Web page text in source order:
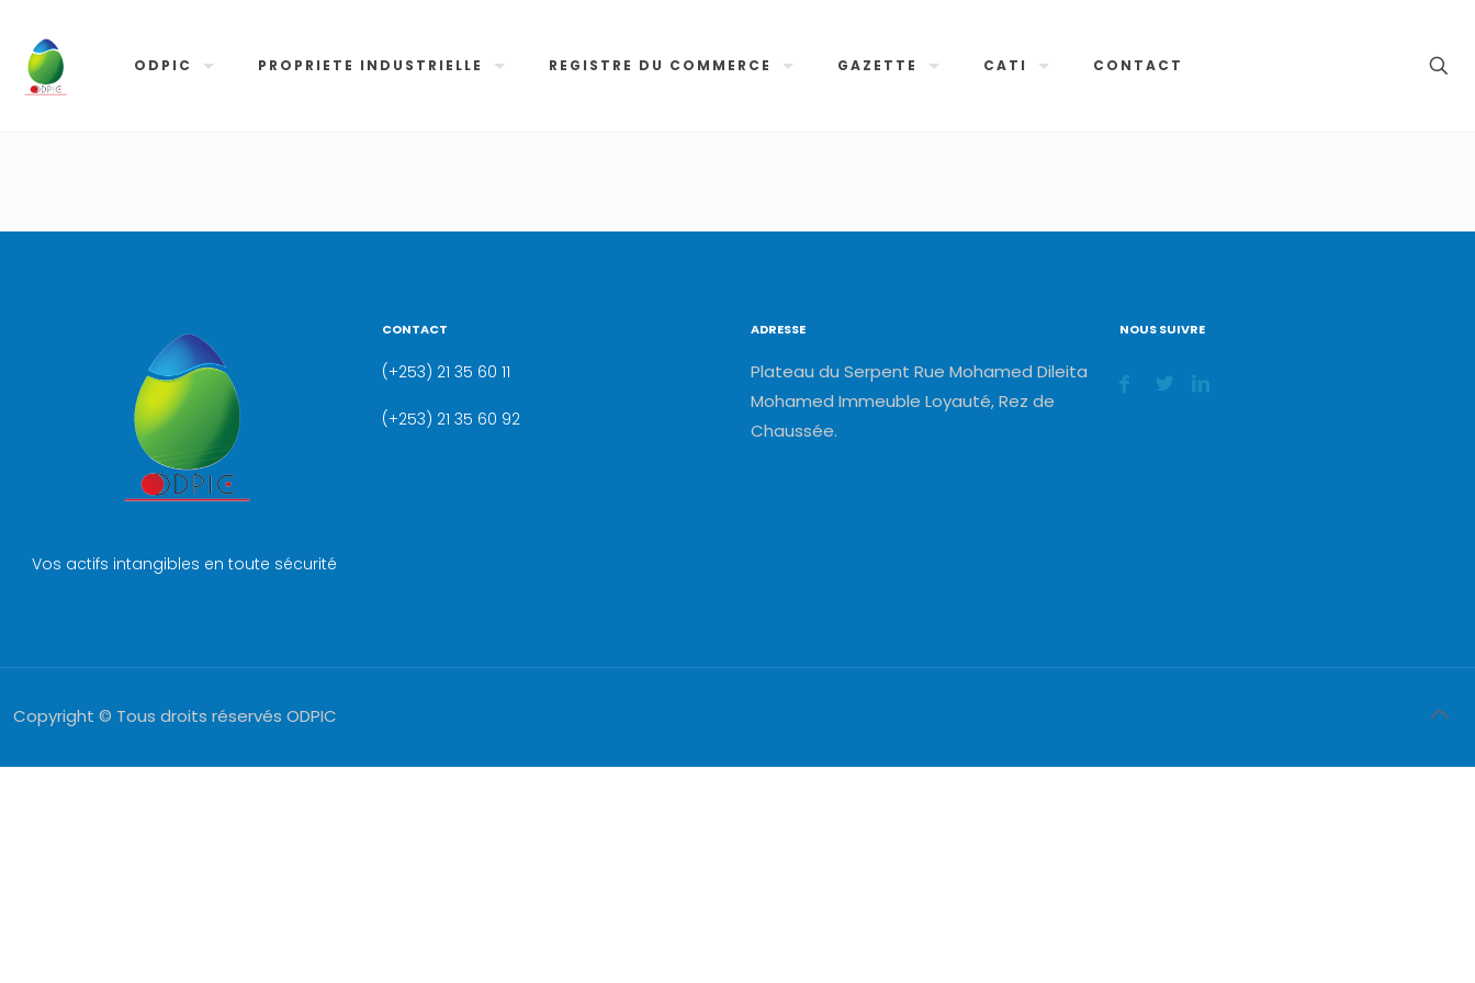
ODPIC PROPRIETE INDUSTRIELLE REGISTRE DU COMMERCE GAZETTE CATI CONTACT
Vos actifs intangibles en toute sécurité
CONTACT
(+253) 21 35 60 11
(+253) 21 35 60 92
ADRESSE
Plateau du Serpent Rue Mohamed Dileita
Mohamed Immeuble Loyauté, Rez de
Chaussée.
NOUS SUIVRE
Copyright © Tous droits réservés ODPIC